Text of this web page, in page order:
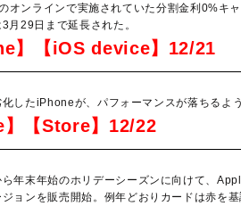
オンラインで実施されていた分割金利0%キ
月29日まで延長された。
】【iOS device】12/21
したiPhoneが、パフォーマンスが落ちるよ
】【Store】12/22
ら年末年始のホリデーシーズンに向けて、
ョンを販売開始。例年どおりカードは赤を